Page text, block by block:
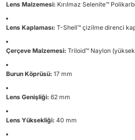
Lens Malzemesi: Kırılmaz Selenite™
Lens Kaplaması: T-Shell™ çizilme direnci
Çerçeve Malzemesi: Triloid™ Naylon (yüksek
Burun Köprüsü: 17 mm
Lens Genişliği: 62 mm
Lens Yüksekliği: 40 mm